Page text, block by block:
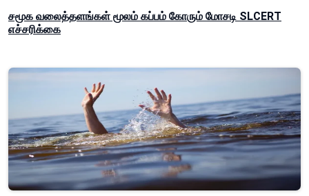
சமூக வலைத்தளங்கள் மூலம் கப்பம் கோரும் மோசடி SLCERT
எச்சரிக்கை